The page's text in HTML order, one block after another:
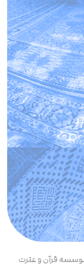
قرآن و عترت